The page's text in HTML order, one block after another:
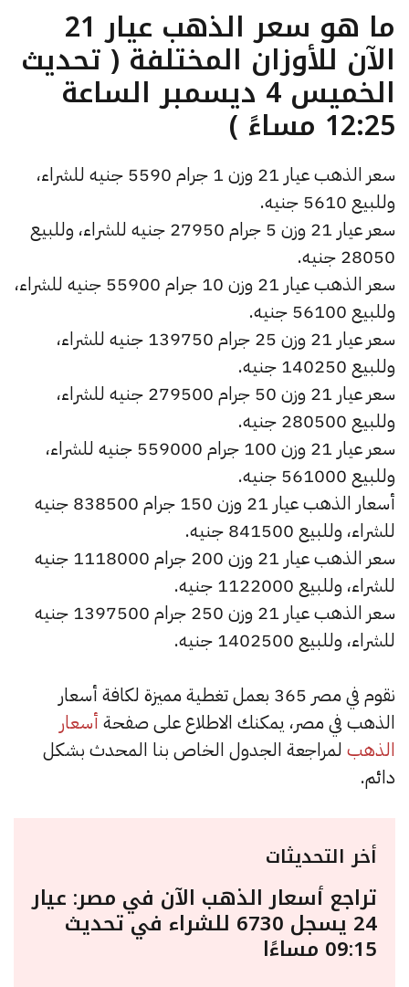
ما هو سعر الذهب عيار 21
الآن للأوزان المختلفة ( تحديث
الخميس 4 ديسمبر الساعة
12:25 مساءً )
سعر الذهب عيار 21 وزن 1 جرام 5590 جنيه للشراء،
وللبيع 5610 جنيه.
سعر عيار 21 وزن 5 جرام 27950 جنيه للشراء، وللبيع
28050 جنيه.
سعر الذهب عيار 21 وزن 10 جرام 55900 جنيه للشراء،
وللبيع 56100 جنيه.
سعر عيار 21 وزن 25 جرام 139750 جنيه للشراء،
وللبيع 140250 جنيه.
سعر عيار 21 وزن 50 جرام 279500 جنيه للشراء،
وللبيع 280500 جنيه.
سعر عيار 21 وزن 100 جرام 559000 جنيه للشراء،
وللبيع 561000 جنيه.
أسعار الذهب عيار 21 وزن 150 جرام 838500 جنيه
للشراء، وللبيع 841500 جنيه.
سعر الذهب عيار 21 وزن 200 جرام 1118000 جنيه
للشراء، وللبيع 1122000 جنيه.
سعر الذهب عيار 21 وزن 250 جرام 1397500 جنيه
للشراء، وللبيع 1402500 جنيه.
نقوم في مصر 365 بعمل تغطية مميزة لكافة أسعار
الذهب في مصر، يمكنك الاطلاع على صفحة أسعار
الذهب لمراجعة الجدول الخاص بنا المحدث بشكل
دائم.
أخر التحديثات
تراجع أسعار الذهب الآن في مصر: عيار
24 يسجل 6730 للشراء في تحديث
09:15 مساءًا